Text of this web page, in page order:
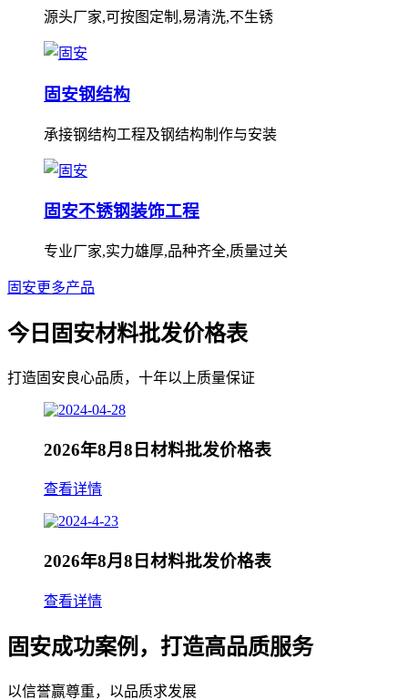
源头厂家,可按图定制,易清洗,不生锈
固安钢结构
承接钢结构工程及钢结构制作与安装
固安不锈钢装饰工程
专业厂家,实力雄厚,品种齐全,质量过关
固安更多产品
今日固安材料批发价格表
打造固安良心品质，十年以上质量保证
2026年8月8日材料批发价格表
查看详情
2026年8月8日材料批发价格表
查看详情
固安成功案例，打造高品质服务
以信誉赢尊重，以品质求发展